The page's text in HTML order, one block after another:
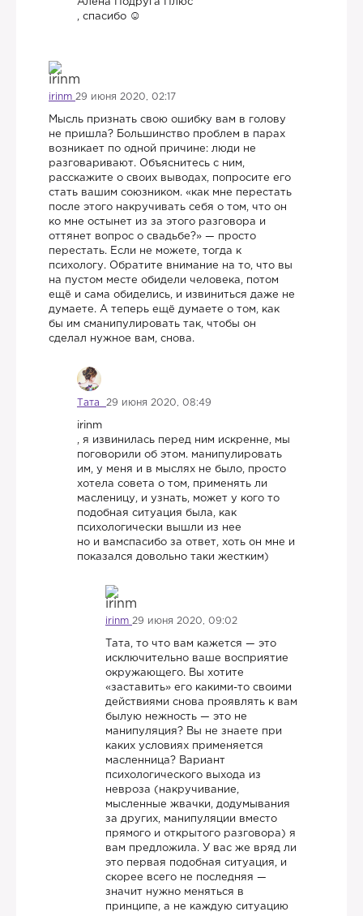
Алёна Подруга Плюс
, спасибо
irinm 29 июня 2020, 02:17
Мысль признать свою ошибку вам в голову
не пришла? Большинство проблем в парах
возникает по одной причине: люди не
разговаривают. Объяснитесь с ним,
расскажите о своих выводах, попросите его
стать вашим союзником. «как мне перестать
после этого накручивать себя о том, что он
ко мне остынет из за этого разговора и
оттянет вопрос о свадьбе?» — просто
перестать. Если не можете, тогда к
психологу. Обратите внимание на то, что вы
на пустом месте обидели человека, потом
ещё и сама обиделись, и извиниться даже не
думаете. А теперь ещё думаете о том, как
бы им сманипулировать так, чтобы он
сделал нужное вам, снова.
Тата 29 июня 2020, 08:49
irinm
, я извинилась перед ним искренне, мы
поговорили об этом. манипулировать
им, у меня и в мыслях не было, просто
хотела совета о том, применять ли
масленицу, и узнать, может у кого то
подобная ситуация была, как
психологически вышли из нее
но и вамспасибо за ответ, хоть он мне и
показался довольно таки жестким)
irinm 29 июня 2020, 09:02
Тата, то что вам кажется — это
исключительно ваше восприятие
окружающего. Вы хотите
«заставить» его какими-то своими
действиями снова проявлять к вам
былую нежность — это не
манипуляция? Вы не знаете при
каких условиях применяется
масленница? Вариант
психологического выхода из
невроза (накручивание,
мысленные жвачки, додумывания
за других, манипуляции вместо
прямого и открытого разговора) я
вам предложила. У вас же вряд ли
это первая подобная ситуация, и
скорее всего не последняя —
значит нужно меняться в
принципе, а не каждую ситуацию